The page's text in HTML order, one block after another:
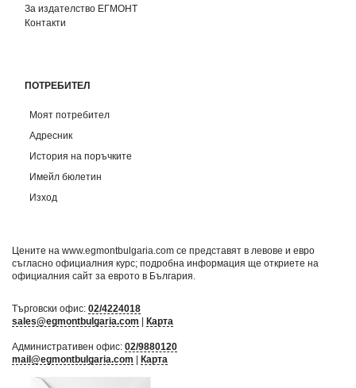
За издателство ЕГМОНТ
Контакти
ПОТРЕБИТЕЛ
Моят потребител
Адресник
История на поръчките
Имейл бюлетин
Изход
Цените на www.egmontbulgaria.com се представят в левове и евро
съгласно официалния курс; подробна информация ще откриете на
официалния сайт за еврото в България
Търговски офис: 02/4224018
sales@egmontbulgaria.com | Карта
Административен офис: 02/9880120
mail@egmontbulgaria.com | Карта